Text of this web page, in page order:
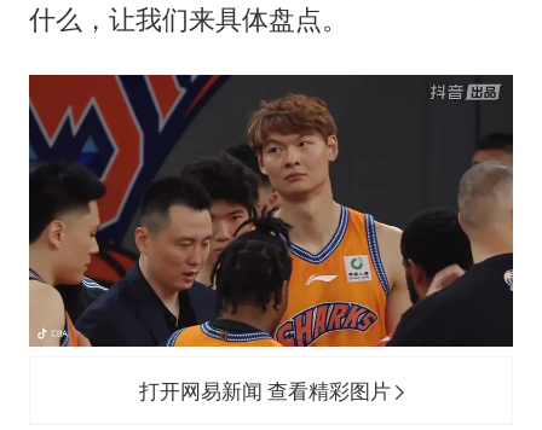
多专业取消艺考 文化工作者要有文化
“银行午休1.5小时”留个窗口行不行
41岁女子为鼓励女儿考上985研究生
总书记关心百姓身边这些民生大事
什么，让我们来具体盘点。
打开网易新闻 查看精彩图片